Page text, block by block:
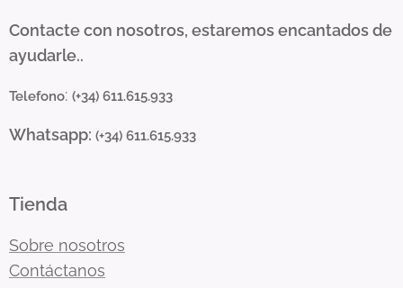
Contacte con nosotros, estaremos encantados de
ayudarle..
Telefono: (+34) 611.615.933
Whatsapp: (+34) 611.615.933
Tienda
Sobre nosotros
Contáctanos